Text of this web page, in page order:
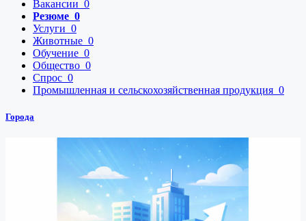
Вакансии 0
Резюме 0
Услуги 0
Животные 0
Обучение 0
Общество 0
Спрос 0
Промышленная и сельскохозяйственная продукция 0
Города